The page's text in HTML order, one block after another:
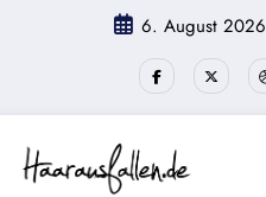
6. August 2026